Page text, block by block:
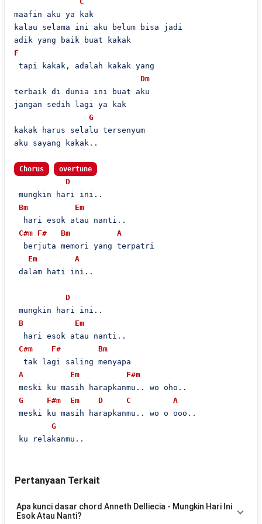
maafin aku ya kak
kalau selama ini aku belum bisa jadi
adik yang baik buat kakak
F
tapi kakak, adalah kakak yang
Dm
terbaik di dunia ini buat aku
jangan sedih lagi ya kak
G
kakak harus selalu tersenyum
aku sayang kakak..
Chorus overtune
D
mungkin hari ini..
Bm
Em
  hari esok atau nanti..
C#m
F# Bm
A
  berjuta memori yang terpatri
Em
A
dalam hati ini..
D
mungkin hari ini..
B
Em
  hari esok atau nanti..
C#m
F#
Bm
  tak lagi saling menyapa
A
Em
F#m
meski ku masih harapkanmu.. wo oho..
G
F#m Em D C
A
meski ku masih harapkanmu.. wo o ooo..
G
ku relakanmu..
Pertanyaan Terkait
Apa kunci dasar chord Anneth Delliecia - Mungkin Hari Ini
Esok Atau Nanti?